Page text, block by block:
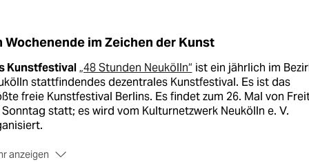
Wochenende im Zeichen der Kunst
Kunstfestival „48 Stunden Neukölln“ ist ein jährlich im
stattfindendes dezentrales Kunstfestival. Es ist das
freie Kunstfestival Berlins. Es findet zum 26. Mal von
statt; es wird vom Kulturnetzwerk Neukölln e. V.
anzeigen